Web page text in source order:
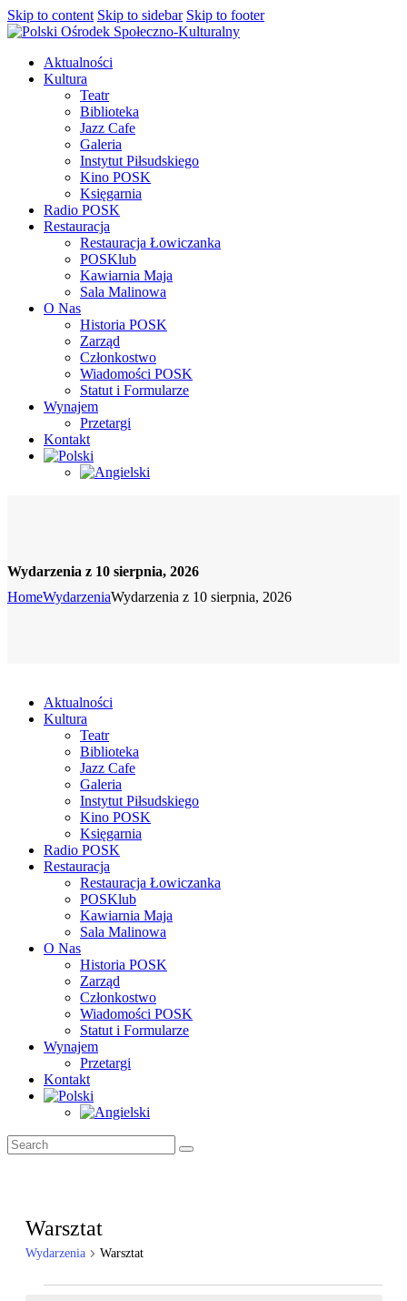
Skip to content Skip to sidebar Skip to footer
Aktualności
Kultura
Teatr
Biblioteka
Jazz Cafe
Galeria
Instytut Piłsudskiego
Kino POSK
Księgarnia
Radio POSK
Restauracja
Restauracja Łowiczanka
POSKlub
Kawiarnia Maja
Sala Malinowa
O Nas
Historia POSK
Zarząd
Członkostwo
Wiadomości POSK
Statut i Formularze
Wynajem
Przetargi
Kontakt
Wydarzenia z 10 sierpnia, 2026
HomeWydarzeniaWydarzenia z 10 sierpnia, 2026
Aktualności
Kultura
Teatr
Biblioteka
Jazz Cafe
Galeria
Instytut Piłsudskiego
Kino POSK
Księgarnia
Radio POSK
Restauracja
Restauracja Łowiczanka
POSKlub
Kawiarnia Maja
Sala Malinowa
O Nas
Historia POSK
Zarząd
Członkostwo
Wiadomości POSK
Statut i Formularze
Wynajem
Przetargi
Kontakt
Warsztat
Wydarzenia Warsztat